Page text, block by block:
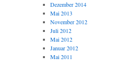
Dezember 2014
Mai 2013
November 2012
Juli 2012
Mai 2012
Januar 2012
Mai 2011